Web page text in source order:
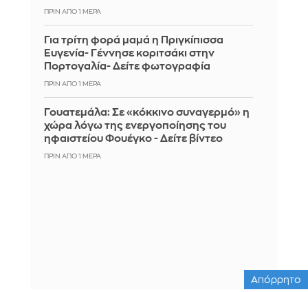
ΠΡΙΝ ΑΠΌ 1 ΜΈΡΑ
Για τρίτη φορά μαμά η Πριγκίπισσα
Ευγενία- Γέννησε κοριτσάκι στην
Πορτογαλία- Δείτε φωτογραφία
ΠΡΙΝ ΑΠΌ 1 ΜΈΡΑ
Γουατεμάλα: Σε «κόκκινο συναγερμό» η
χώρα λόγω της ενεργοποίησης του
ηφαιστείου Φουέγκο - Δείτε βίντεο
ΠΡΙΝ ΑΠΌ 1 ΜΈΡΑ
Απόρρητο